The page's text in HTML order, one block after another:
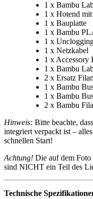
1 x Bambu
1 x Hotend
1 x Bauplatte
1 x Bambu
1 x
1 x Netzkabel
1 x Accessory
1 x Bambu
2 x Ersatz
1 x Bambu
1 x Bambu
2 x Bambu
Hinweis: Bitte beachte,
integriert verpackt ist –
schnellen Start!
Achtung! Die auf dem
sind NICHT ein Teil des
Technische